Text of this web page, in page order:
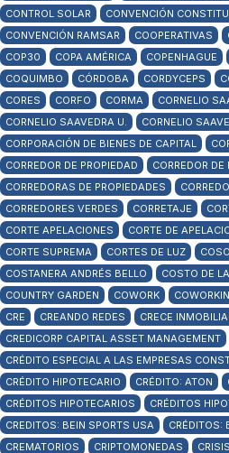
CONTROL SOLAR
CONVENCIÓN
CONVENCIÓN RAMSAR
COOPERATIVAS
COP30
COPA AMÉRICA COPENHAGUE
COQUIMBO
CÓRDOBA CORDYCEPS
CORES
CORFO CORMA
CORNELIO
CORNELIO SAAVEDRA U.
CORNELIO
CORPORACIÓN DE BIENES DE CAPITAL
CORREDOR DE PROPIEDAD
CORREDOR
CORREDORAS DE PROPIEDADES
CORREDORES VERDES
CORRETAJE
CORTE APELACIONES
CORTE DE
CORTE SUPREMA
CORTES DE LUZ
COSTANERA ANDRÉS BELLO
COSTO DE
COUNTRY GARDEN
COWORK
CRE
CREANDO REDES CRECE
CREDICORP CAPITAL ASSET MANAGEMENT
CRÉDITO ESPECIAL A LAS EMPRESAS
CRÉDITO HIPOTECARIO
CRÉDITO: ATON
CRÉDITOS HIPOTECARIOS
CRÉDITOS
CREDITOS: BEIN SPORTS USA
CRÉDITOS:
CREMATORIOS
CRIPTOMONEDAS